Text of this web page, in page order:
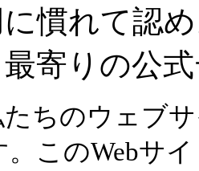
慣れて認
寄りの公
ちのウェブ
。このWebサ